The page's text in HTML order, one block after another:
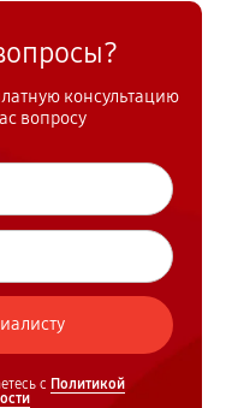
консультацию
вопросу
с Политикой